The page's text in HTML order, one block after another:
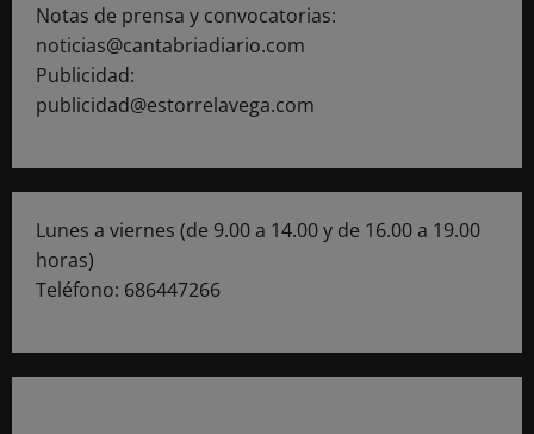
Notas de prensa y convocatorias:
noticias@cantabriadiario.com
Publicidad:
publicidad@estorrelavega.com
Lunes a viernes (de 9.00 a 14.00 y de 16.00 a 19.00
horas)
Teléfono: 686447266